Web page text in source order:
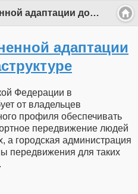
Примеры выполненной адаптации дорожной инфраструктуре
адаптации
Федерации в
от владельцев
профиля обеспечивать
передвижение людей
а городская администрация
передвижения для таких